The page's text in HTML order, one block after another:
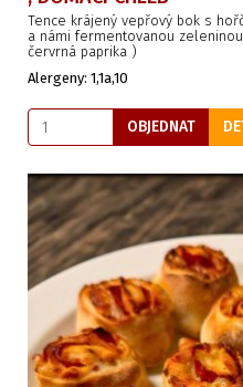
Tence krájený vepřový bok s
a námi fermentovanou
červrná paprika )
Alergeny: 1,1a,10
OBJEDNAT